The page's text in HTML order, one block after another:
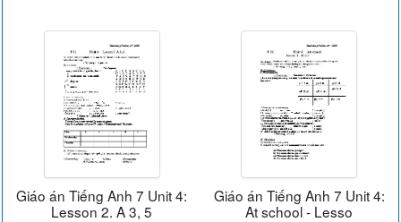
Giáo án Tiếng Anh 7 Unit 4:
Lesson 2. A 3, 5
Giáo án Tiếng Anh 7 Unit 4:
At school - Lesso